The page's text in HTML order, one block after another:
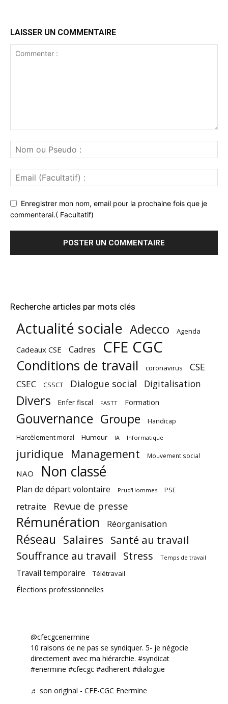
LAISSER UN COMMENTAIRE
Enregistrer mon nom, email pour la prochaine fois que je
commenterai.( Facultatif)
Recherche articles par mots clés
Actualité sociale Adecco Agenda
Cadeaux CSE Cadres CFE CGC
Conditions de travail coronavirus CSE
CSEC CSSCT Dialogue social Digitalisation
Divers Enfer fiscal FASTT Formation
Gouvernance Groupe Handicap
Harcèlement moral Humour IA Informatique
juridique Management Mouvement social
NAO Non classé
Plan de départ volontaire Prud'Hommes PSE
retraite Revue de presse
Rémunération Réorganisation
Réseau Salaires Santé au travail
Souffrance au travail Stress Temps de travail
Travail temporaire Télétravail
Élections professionnelles
@cfecgcenermine
10 raisons de ne pas se syndiquer. 5- je négocie
directement avec ma hiérarchie. #syndicat
#enermine #cfecgc #adherent #dialogue
♬ son original - CFE-CGC Enermine